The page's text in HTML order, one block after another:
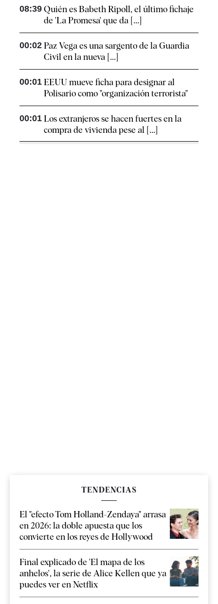
08:39 Quién es Babeth Ripoll, el último fichaje
de 'La Promesa' que da [...]
00:02 Paz Vega es una sargento de la Guardia
Civil en la nueva [...]
00:01 EEUU mueve ficha para designar al
Polisario como "organización terrorista"
00:01 Los extranjeros se hacen fuertes en la
compra de vivienda pese al [...]
TENDENCIAS
El "efecto Tom Holland-Zendaya" arrasa
en 2026: la doble apuesta que los
convierte en los reyes de Hollywood
Final explicado de 'El mapa de los
anhelos', la serie de Alice Kellen que ya
puedes ver en Netflix